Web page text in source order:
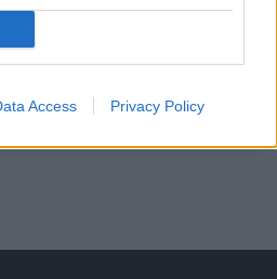
Access Privacy Policy
Előfizetés
BEJELENTKEZÉS